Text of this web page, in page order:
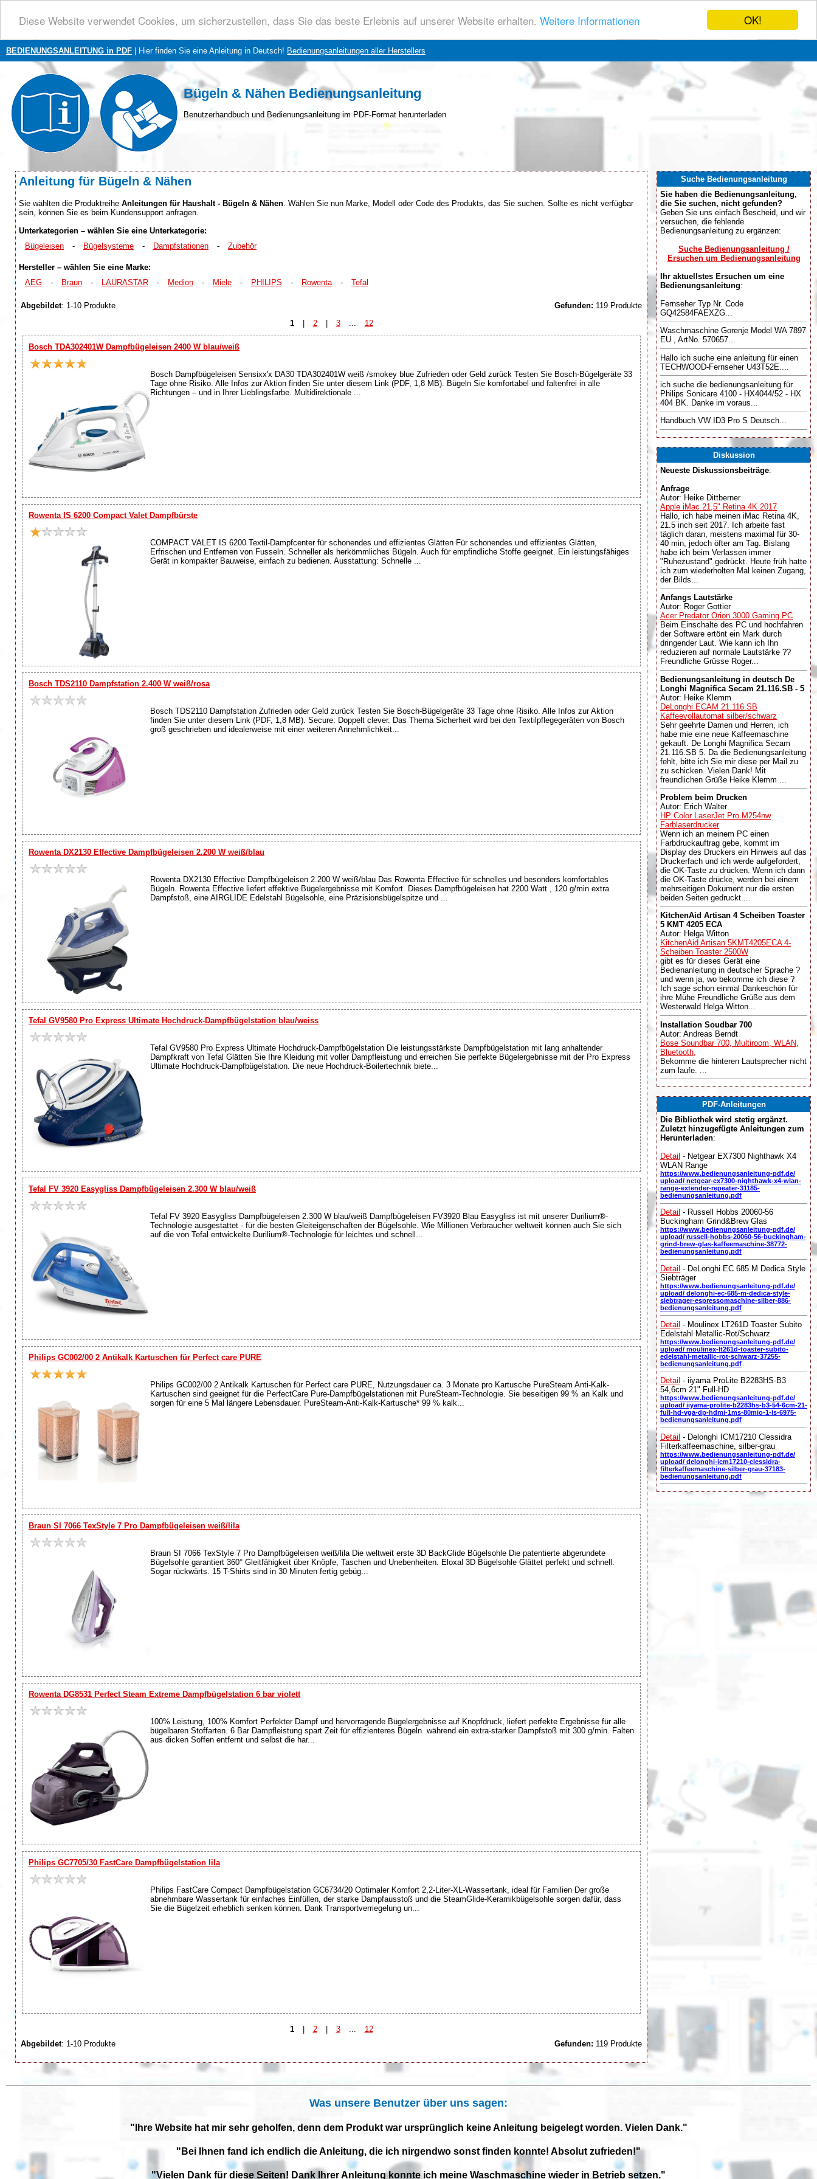
OK!
Diese Website verwendet Cookies, um sicherzustellen, dass Sie das beste Erlebnis auf unserer Website erhalten. Weitere Informationen
BEDIENUNGSANLEITUNG in PDF | Hier finden Sie eine Anleitung in Deutsch! Bedienungsanleitungen aller Herstellers
Bügeln & Nähen Bedienungsanleitung
Benutzerhandbuch und Bedienungsanleitung im PDF-Format herunterladen
Anleitung für Bügeln & Nähen
Sie wählten die Produktreihe Anleitungen für Haushalt - Bügeln & Nähen . Wählen Sie nun Marke, Modell oder Code des Produkts, das Sie suchen. Sollte es nicht verfügbar
sein, können Sie es beim Kundensupport anfragen.
Unterkategorien – wählen Sie eine Unterkategorie:
Bügeleisen
- Bügelsysteme - Dampfstationen - Zubehör
Hersteller – wählen Sie eine Marke:
AEG
- Braun - LAURASTAR - Medion - Miele - PHILIPS - Rowenta - Tefal
Abgebildet: 1-10 Produkte Gefunden: 119 Produkte
1
| 2 | 3 12
Bosch TDA302401W Dampfbügeleisen 2400 W blau/weiß
Bosch Dampfbügeleisen Sensixx'x DA30 TDA302401W weiß /smokey blue Zufrieden oder Geld zurück Testen Sie Bosch-Bügelgeräte 33
Tage ohne Risiko. Alle Infos zur Aktion finden Sie unter diesem Link (PDF, 1,8 MB). Bügeln Sie komfortabel und faltenfrei in alle
Richtungen – und in Ihrer Lieblingsfarbe. Multidirektionale ...
Rowenta IS 6200 Compact Valet Dampfbürste
COMPACT VALET IS 6200 Textil-Dampfcenter für schonendes und effizientes Glätten Für schonendes und effizientes Glätten,
Erfrischen und Entfernen von Fusseln. Schneller als herkömmliches Bügeln. Auch für empfindliche Stoffe geeignet. Ein leistungsfähiges
Gerät in kompakter Bauweise, einfach zu bedienen. Ausstattung: Schnelle ...
Bosch TDS2110 Dampfstation 2.400 W weiß/rosa
Bosch TDS2110 Dampfstation Zufrieden oder Geld zurück Testen Sie Bosch-Bügelgeräte 33 Tage ohne Risiko. Alle Infos zur Aktion
finden Sie unter diesem Link (PDF, 1,8 MB). Secure: Doppelt clever. Das Thema Sicherheit wird bei den Textilpflegegeräten von Bosch
groß geschrieben und idealerweise mit einer weiteren Annehmlichkeit...
Rowenta DX2130 Effective Dampfbügeleisen 2.200 W weiß/blau
Rowenta DX2130 Effective Dampfbügeleisen 2.200 W weiß/blau Das Rowenta Effective für schnelles und besonders komfortables
Bügeln. Rowenta Effective liefert effektive Bügelergebnisse mit Komfort. Dieses Dampfbügeleisen hat 2200 Watt , 120 g/min extra
Dampfstoß, eine AIRGLIDE Edelstahl Bügelsohle, eine Präzisionsbügelspitze und ...
Tefal GV9580 Pro Express Ultimate Hochdruck-Dampfbügelstation blau/weiss
Tefal GV9580 Pro Express Ultimate Hochdruck-Dampfbügelstation Die leistungsstärkste Dampfbügelstation mit lang anhaltender
Dampfkraft von Tefal Glätten Sie Ihre Kleidung mit voller Dampfleistung und erreichen Sie perfekte Bügelergebnisse mit der Pro Express
Ultimate Hochdruck-Dampfbügelstation. Die neue Hochdruck-Boilertechnik biete...
Tefal FV 3920 Easygliss Dampfbügeleisen 2.300 W blau/weiß
Tefal FV 3920 Easygliss Dampfbügeleisen 2.300 W blau/weiß Dampfbügeleisen FV3920 Blau Easygliss ist mit unserer Durilium®-
Technologie ausgestattet - für die besten Gleiteigenschaften der Bügelsohle. Wie Millionen Verbraucher weltweit können auch Sie sich
auf die von Tefal entwickelte Durilium®-Technologie für leichtes und schnell...
Philips GC002/00 2 Antikalk Kartuschen für Perfect care PURE
Philips GC002/00 2 Antikalk Kartuschen für Perfect care PURE, Nutzungsdauer ca. 3 Monate pro Kartusche PureSteam Anti-Kalk-
Kartuschen sind geeignet für die PerfectCare Pure-Dampfbügelstationen mit PureSteam-Technologie. Sie beseitigen 99 % an Kalk und
sorgen für eine 5 Mal längere Lebensdauer. PureSteam-Anti-Kalk-Kartusche* 99 % kalk...
Braun SI 7066 TexStyle 7 Pro Dampfbügeleisen weiß/lila
Braun SI 7066 TexStyle 7 Pro Dampfbügeleisen weiß/lila Die weltweit erste 3D BackGlide Bügelsohle Die patentierte abgerundete
Bügelsohle garantiert 360° Gleitfähigkeit über Knöpfe, Taschen und Unebenheiten. Eloxal 3D Bügelsohle Glättet perfekt und schnell.
Sogar rückwärts. 15 T-Shirts sind in 30 Minuten fertig gebüg...
Rowenta DG8531 Perfect Steam Extreme Dampfbügelstation 6 bar violett
100% Leistung, 100% Komfort Perfekter Dampf und hervorragende Bügelergebnisse auf Knopfdruck, liefert perfekte Ergebnisse für alle
bügelbaren Stoffarten. 6 Bar Dampfleistung spart Zeit für effizienteres Bügeln. während ein extra-starker Dampfstoß mit 300 g/min. Falten
aus dicken Soffen entfernt und selbst die har...
Philips GC7705/30 FastCare Dampfbügelstation lila
Philips FastCare Compact Dampfbügelstation GC6734/20 Optimaler Komfort 2,2-Liter-XL-Wassertank, ideal für Familien Der große
abnehmbare Wassertank für einfaches Einfüllen, der starke Dampfausstoß und die SteamGlide-Keramikbügelsohle sorgen dafür, dass
Sie die Bügelzeit erheblich senken können. Dank Transportverriegelung un...
1 | 2 | 3
12
Abgebildet: 1-10 Produkte Gefunden: 119 Produkte
Suche Bedienungsanleitung
Sie haben die Bedienungsanleitung,
die Sie suchen, nicht gefunden?
Geben Sie uns einfach Bescheid, und wir
versuchen, die fehlende
Bedienungsanleitung zu ergänzen:
Suche Bedienungsanleitung /
Ersuchen um Bedienungsanleitung
Ihr aktuellstes Ersuchen um eine
Bedienungsanleitung:
Fernseher Typ Nr. Code
GQ42584FAEXZG...
Waschmaschine Gorenje Model WA 7897
EU , ArtNo. 570657...
Hallo ich suche eine anleitung für einen
TECHWOOD-Fernseher U43T52E....
ich suche die bedienungsanleitung für
Philips Sonicare 4100 - HX4044/52 - HX
404 BK. Danke im voraus...
Handbuch VW ID3 Pro S Deutsch...
Diskussion
Neueste Diskussionsbeiträge:
Anfrage
Autor: Heike Dittberner
Apple iMac 21,5" Retina 4K 2017
Hallo, ich habe meinen iMac Retina 4K,
21.5 inch seit 2017. Ich arbeite fast
täglich daran, meistens maximal für 30-
40 min, jedoch öfter am Tag. Bislang
habe ich beim Verlassen immer
"Ruhezustand" gedrückt. Heute früh hatte
ich zum wiederholten Mal keinen Zugang,
der Bilds...
Anfangs Lautstärke
Autor: Roger Gottier
Acer Predator Orion 3000 Gaming PC
Beim Einschalte des PC und hochfahren
der Software ertönt ein Mark durch
dringender Laut. Wie kann ich Ihn
reduzieren auf normale Lautstärke ??
Freundliche Grüsse Roger...
Bedienungsanleitung in deutsch De
Longhi Magnifica Secam 21.116.SB - 5
Autor: Heike Klemm
DeLonghi ECAM 21.116.SB
Kaffeevollautomat silber/schwarz
Sehr geehrte Damen und Herren, ich
habe mie eine neue Kaffeemaschine
gekauft. De Longhi Magnifica Secam
21.116.SB 5. Da die Bedienungsanleitung
fehlt, bitte ich Sie mir diese per Mail zu
zu schicken. Vielen Dank! Mit
freundlichen Grüße Heike Klemm ...
Problem beim Drucken
Autor: Erich Walter
HP Color LaserJet Pro M254nw
Farblaserdrucker
Wenn ich an meinem PC einen
Farbdruckauftrag gebe, kommt im
Display des Druckers ein Hinweis auf das
Druckerfach und ich werde aufgefordert,
die OK-Taste zu drücken. Wenn ich dann
die OK-Taste drücke, werden bei einem
mehrseitigen Dokument nur die ersten
beiden Seiten gedruckt....
KitchenAid Artisan 4 Scheiben Toaster
5 KMT 4205 ECA
Autor: Helga Witton
KitchenAid Artisan 5KMT4205ECA 4-
Scheiben Toaster 2500W
gibt es für dieses Gerät eine
Bedienanleitung in deutscher Sprache ?
und wenn ja, wo bekomme ich diese ?
Ich sage schon einmal Dankeschön für
ihre Mühe Freundliche Grüße aus dem
Westerwald Helga Witton...
Installation Soudbar 700
Autor: Andreas Berndt
Bose Soundbar 700, Multiroom, WLAN,
Bluetooth,
Bekomme die hinteren Lautsprecher nicht
zum laufe. ...
PDF-Anleitungen
Die Bibliothek wird stetig ergänzt.
Zuletzt hinzugefügte Anleitungen zum
Herunterladen:
Detail - Netgear EX7300 Nighthawk X4
WLAN Range
https://www.bedienungsanleitung-pdf.de/
upload/ netgear-ex7300-nighthawk-x4-wlan-
range-extender-repeater-31185-
bedienungsanleitung.pdf
Detail - Russell Hobbs 20060-56
Buckingham Grind&Brew Glas
https://www.bedienungsanleitung-pdf.de/
upload/ russell-hobbs-20060-56-buckingham-
grind-brew-glas-kaffeemaschine-38772-
bedienungsanleitung.pdf
Detail - DeLonghi EC 685.M Dedica Style
Siebträger
https://www.bedienungsanleitung-pdf.de/
upload/ delonghi-ec-685-m-dedica-style-
siebtrager-espressomaschine-silber-886-
bedienungsanleitung.pdf
Detail - Moulinex LT261D Toaster Subito
Edelstahl Metallic-Rot/Schwarz
https://www.bedienungsanleitung-pdf.de/
upload/ moulinex-lt261d-toaster-subito-
edelstahl-metallic-rot-schwarz-37255-
bedienungsanleitung.pdf
Detail - iiyama ProLite B2283HS-B3
54,6cm 21" Full-HD
https://www.bedienungsanleitung-pdf.de/
upload/ iiyama-prolite-b2283hs-b3-54-6cm-21-
full-hd-vga-dp-hdmi-1ms-80mio-1-ls-6975-
bedienungsanleitung.pdf
Detail - Delonghi ICM17210 Clessidra
Filterkaffeemaschine, silber-grau
https://www.bedienungsanleitung-pdf.de/
upload/ delonghi-icm17210-clessidra-
filterkaffeemaschine-silber-grau-37183-
bedienungsanleitung.pdf
Was unsere Benutzer über uns sagen:
"Ihre Website hat mir sehr geholfen, denn dem Produkt war ursprünglich keine Anleitung beigelegt worden. Vielen Dank."
"Bei Ihnen fand ich endlich die Anleitung, die ich nirgendwo sonst finden konnte! Absolut zufrieden!"
"Vielen Dank für diese Seiten! Dank Ihrer Anleitung konnte ich meine Waschmaschine wieder in Betrieb setzen."